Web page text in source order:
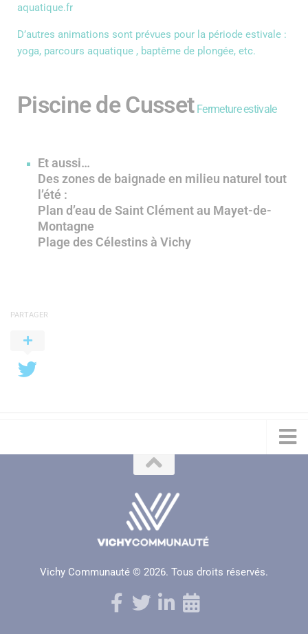
aquatique.fr
D’autres animations sont prévues pour la période estivale :
yoga, parcours aquatique , baptême de plongée, etc.
Piscine de Cusset Fermeture estivale
Et aussi…
Des zones de baignade en milieu naturel tout
l’été :
Plan d’eau de Saint Clément au Mayet-de-
Montagne
Plage des Célestins à Vichy
PARTAGER
Vichy Communauté © 2026. Tous droits réservés.